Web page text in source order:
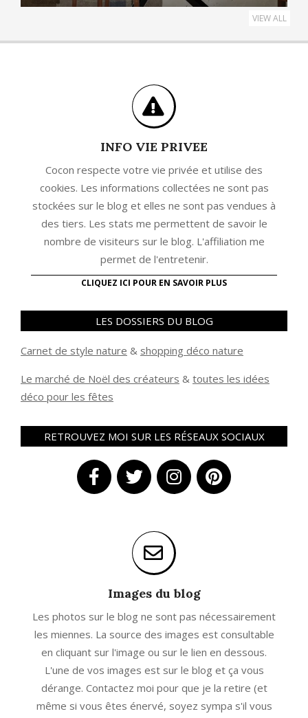
VIEW ALL
INFO VIE PRIVEE
Cocon respecte votre vie privée et utilise des
cookies. Les informations collectées ne sont pas
stockées sur le blog et elles ne sont pas vendues à
des tiers. Les stats me permettent de savoir le
nombre de visiteurs sur le blog. L'affiliation me
permet de l'entretenir.
CLIQUEZ ICI POUR EN SAVOIR PLUS
LES DOSSIERS DU BLOG
Carnet de style nature & shopping déco nature
Le marché de Noël des créateurs & toutes les idées
déco pour les fêtes
RETROUVEZ MOI SUR LES RÉSEAUX SOCIAUX
Images du blog
Les photos sur le blog ne sont pas nécessairement
les miennes. La source des images est consultable
en cliquant sur l'image ou sur le lien en dessous.
L'une de vos images est sur le blog et ça vous
dérange. Contactez moi pour que je la retire (et
même si vous êtes énervé, soyez sympa s'il vous